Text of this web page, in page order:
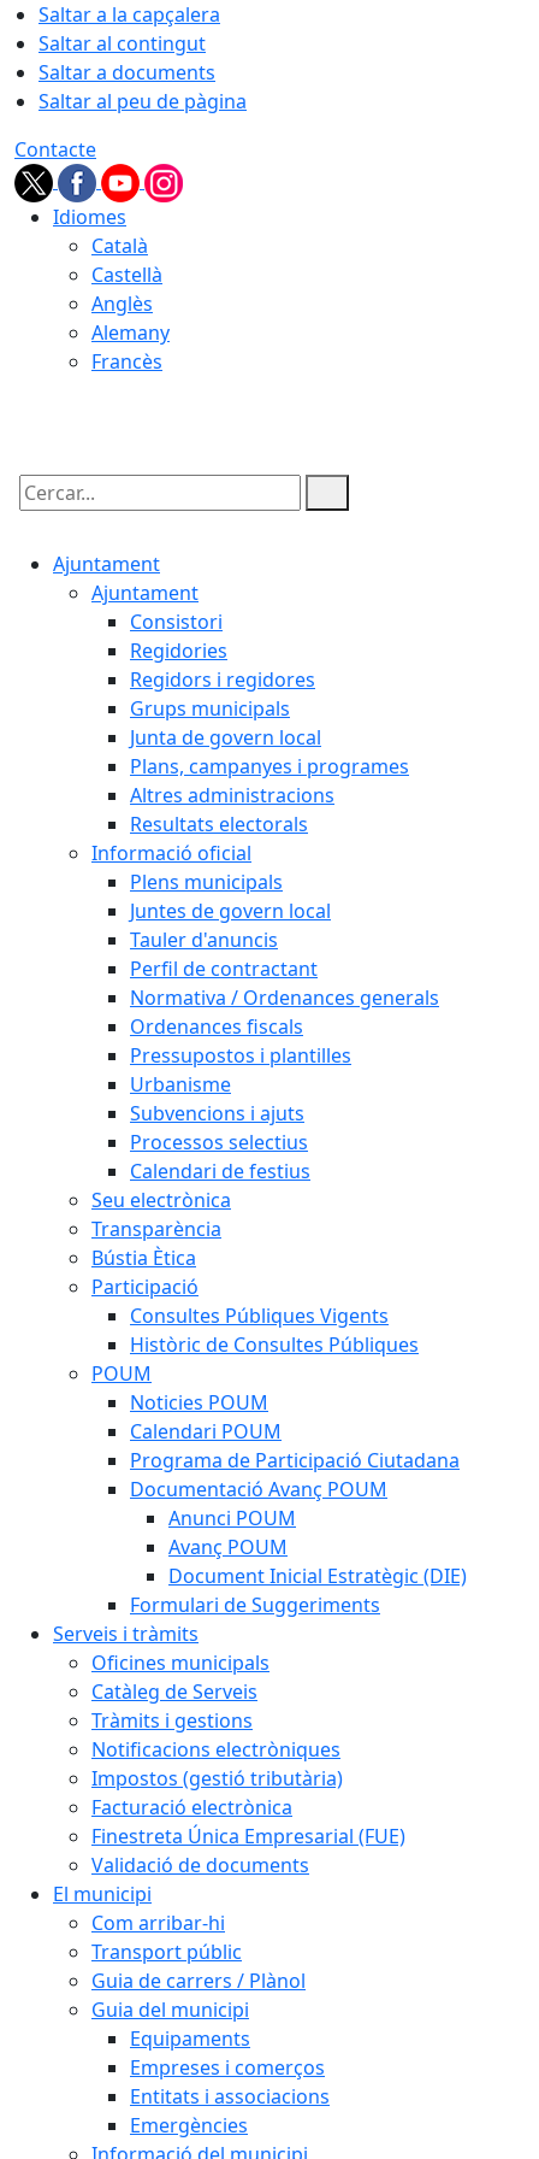
Saltar a la capçalera
Saltar al contingut
Saltar a documents
Saltar al peu de pàgina
Contacte
Idiomes
Català
Castellà
Anglès
Alemany
Francès
Cercar:
Ajuntament
Ajuntament
Consistori
Regidories
Regidors i regidores
Grups municipals
Junta de govern local
Plans, campanyes i programes
Altres administracions
Resultats electorals
Informació oficial
Plens municipals
Juntes de govern local
Tauler d'anuncis
Perfil de contractant
Normativa / Ordenances generals
Ordenances fiscals
Pressupostos i plantilles
Urbanisme
Subvencions i ajuts
Processos selectius
Calendari de festius
Seu electrònica
Transparència
Bústia Ètica
Participació
Consultes Públiques Vigents
Històric de Consultes Públiques
POUM
Noticies POUM
Calendari POUM
Programa de Participació Ciutadana
Documentació Avanç POUM
Anunci POUM
Avanç POUM
Document Inicial Estratègic (DIE)
Formulari de Suggeriments
Serveis i tràmits
Oficines municipals
Catàleg de Serveis
Tràmits i gestions
Notificacions electròniques
Impostos (gestió tributària)
Facturació electrònica
Finestreta Única Empresarial (FUE)
Validació de documents
El municipi
Com arribar-hi
Transport públic
Guia de carrers / Plànol
Guia del municipi
Equipaments
Empreses i comerços
Entitats i associacions
Emergències